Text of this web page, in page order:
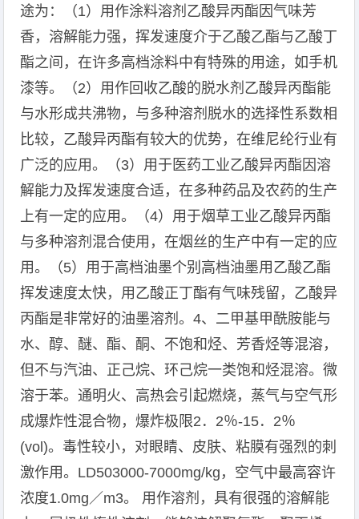
途为：（1）用作涂料溶剂乙酸异丙酯因气味芳
香，溶解能力强，挥发速度介于乙酸乙酯与乙酸丁
酯之间，在许多高档涂料中有特殊的用途，如手机
漆等。（2）用作回收乙酸的脱水剂乙酸异丙酯能
与水形成共沸物，与多种溶剂脱水的选择性系数相
比较，乙酸异丙酯有较大的优势，在维尼纶行业有
广泛的应用。（3）用于医药工业乙酸异丙酯因溶
解能力及挥发速度合适，在多种药品及农药的生产
上有一定的应用。（4）用于烟草工业乙酸异丙酯
与多种溶剂混合使用，在烟丝的生产中有一定的应
用。（5）用于高档油墨个别高档油墨用乙酸乙酯
挥发速度太快，用乙酸正丁酯有气味残留，乙酸异
丙酯是非常好的油墨溶剂。4、二甲基甲酰胺能与
水、醇、醚、酯、酮、不饱和烃、芳香烃等混溶，
但不与汽油、正己烷、环己烷一类饱和烃混溶。微
溶于苯。通明火、高热会引起燃烧，蒸气与空气形
成爆炸性混合物，爆炸极限2．2％-15．2％
(vol)。毒性较小，对眼睛、皮肤、粘膜有强烈的刺
激作用。LD503000-7000mg/kg，空气中最高容许
浓度1.0mg／m3。 用作溶剂，具有很强的溶解能